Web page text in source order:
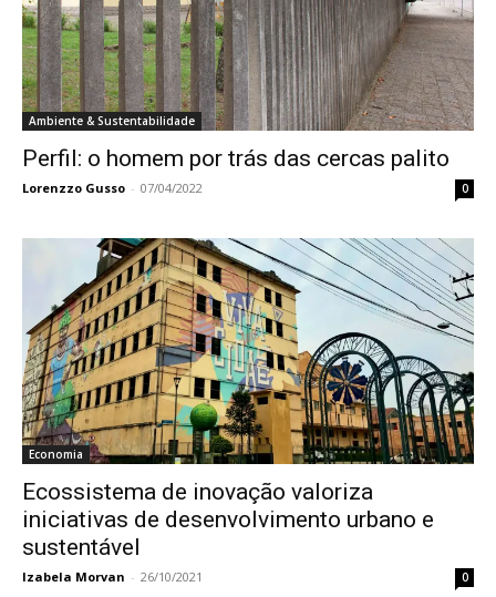
Ambiente & Sustentabilidade
Perfil: o homem por trás das cercas palito
Lorenzzo Gusso - 07/04/2022 0
Economia
Ecossistema de inovação valoriza
iniciativas de desenvolvimento urbano e
sustentável
Izabela Morvan - 26/10/2021 0